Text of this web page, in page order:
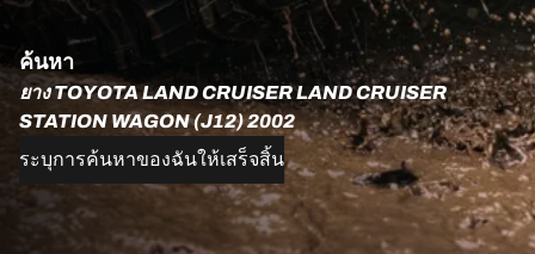
ค้นหา
ยาง TOYOTA LAND CRUISER LAND CRUISER
STATION WAGON (J12) 2002
ระบุการค้นหาของฉันให้เสร็จสิ้น